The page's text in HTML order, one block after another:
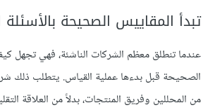
تبدأ المقاييس الصحيحة
عندما تنطلق معظم الشركات الناشئة، فهي تجهل
الصحيحة قبل بدءها عملية القياس. يتطلب ذلك
من المحللين وفريق المنتجات، بدلاً من العلاقة